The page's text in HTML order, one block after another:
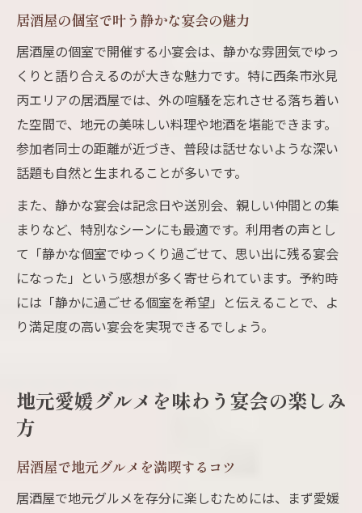
居酒屋の個室で叶う静かな宴会の魅力
居酒屋の個室で開催する小宴会は、静かな雰囲気でゆっ
くりと語り合えるのが大きな魅力です。特に西条市氷見
丙エリアの居酒屋では、外の喧騒を忘れさせる落ち着い
た空間で、地元の美味しい料理や地酒を堪能できます。
参加者同士の距離が近づき、普段は話せないような深い
話題も自然と生まれることが多いです。
また、静かな宴会は記念日や送別会、親しい仲間との集
まりなど、特別なシーンにも最適です。利用者の声とし
て「静かな個室でゆっくり過ごせて、思い出に残る宴会
になった」という感想が多く寄せられています。予約時
には「静かに過ごせる個室を希望」と伝えることで、よ
り満足度の高い宴会を実現できるでしょう。
地元愛媛グルメを味わう宴会の楽しみ
方
居酒屋で地元グルメを満喫するコツ
居酒屋で地元グルメを存分に楽しむためには、まず愛媛